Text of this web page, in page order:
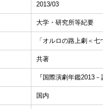
2013/03
大学・研究所等紀要
「オルロの路上劇＜
共著
『国際演劇年鑑2013
国内